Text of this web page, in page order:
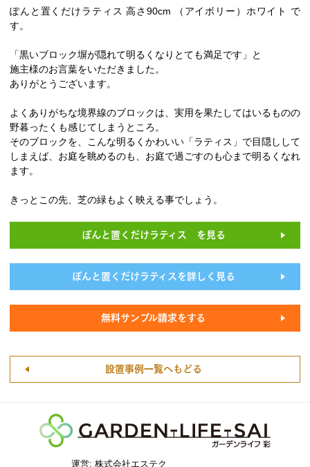
ぽんと置くだけラティス 高さ90cm （アイボリー）ホワイト で
す。
「黒いブロック塀が隠れて明るくなりとても満足です」と
施主様のお言葉をいただきました。
ありがとうございます。
よくありがちな境界線のブロックは、実用を果たしてはいるものの
野暮ったくも感じてしまうところ。
そのブロックを、こんな明るくかわいい「ラティス」で目隠しして
しまえば、お庭を眺めるのも、お庭で過ごすのも心まで明るくなれ
ます。
きっとこの先、芝の緑もよく映える事でしょう。
ぽんと置くだけラティス を見る
ぽんと置くだけラティスを詳しく見る
無料サンプル請求をする
設置事例一覧へもどる
運営: 株式会社エステク